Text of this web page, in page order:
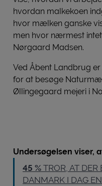
hvordan malkekoen
hvor mælken ganske
men hvor nærmest intet
Nørgaard Madsen.
Ved Åbent Landbrug
for at besøge
Øllingegaard mejeri i
Undersøgelsen viser,
45 % TROR, AT
DANMARK I DAG